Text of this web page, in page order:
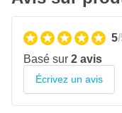
5
Basé sur 2 avis
Écrivez un avis